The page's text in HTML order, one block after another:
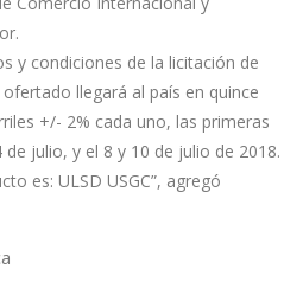
y condiciones de la licitación de
llegará al país en quince
+/- 2% cada uno, las primeras
julio, y el 8 y 10 de julio de 2018.
es: ULSD USGC”, agregó